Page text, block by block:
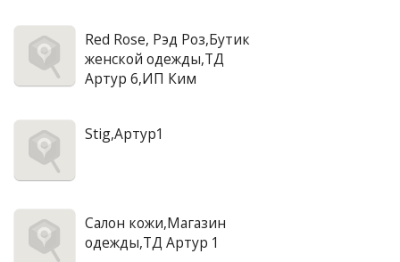
Red Rose, Рэд Роз,Бутик
женской одежды,ТД
Артур 6,ИП Ким
Stig,Артур1
Салон кожи,Магазин
одежды,ТД Артур 1